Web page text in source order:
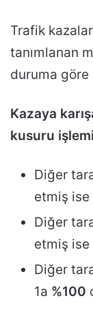
Trafik
tanımlanan
duruma göre
Kazaya
kusuru
Diğer
etmiş ise
Diğer
etmiş
Diğer
1a %100